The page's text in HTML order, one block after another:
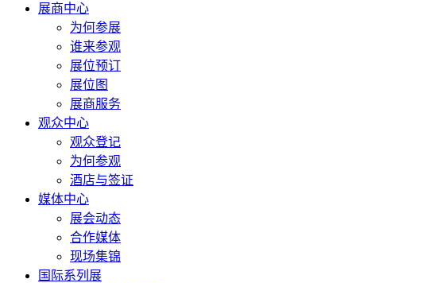
展商中心
为何参展
谁来参观
展位预订
展位图
展商服务
观众中心
观众登记
为何参观
酒店与签证
媒体中心
展会动态
合作媒体
现场集锦
国际系列展